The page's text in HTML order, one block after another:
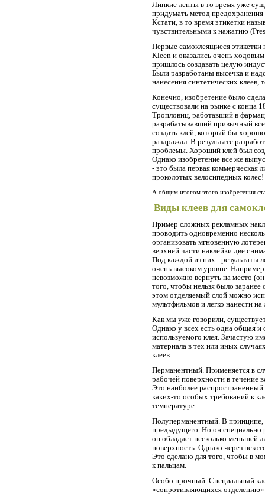
Липкие ленты в то время уже
придумать метод предохранения
Кстати, в то время этикетки
чувствительными к нажатию
Первые самоклеящиеся
Kleen и оказались очень
пришлось создавать целую
Были разработаны высечка и
нанесения синтетических клеев,
Конечно, изобретение было
существовали на рынке с конца
Тропловиц, работавший в
разрабатывавший привычный
создать клей, который бы
раздражал. В результате
проблемы. Хороший клей был
Однако изобретение все же
- это была первая коммерческая
проколотых велосипедных колес!
А общим итогом этого изобретения
Виды клеев для
Пример сложных рекламных
проводить одновременно
организовать мгновенную
верхней части наклейки две
Под каждой из них - результаты
очень высоком уровне.
невозможно вернуть на место
того, чтобы нельзя было
этом отделяемый слой можно
мультфильмов и легко нанести
Как мы уже говорили,
Однако у всех есть одна общая и
используемого клея. Зачастую
материала в тех или иных
клеев:
Перманентный. Применяется в
рабочей поверхности в течение
Это наиболее распространенный
каких-то особых требований к
температуре.
Полуперманентный. В принципе,
предыдущего. Но он специально
он обладает несколько меньшей
поверхность. Однако через
Это сделано для того, чтобы в
к пальцам.
Особо прочный. Специальный
«сопротивляющихся